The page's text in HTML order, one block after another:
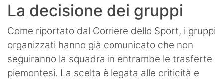
La decisione dei gruppi
Come riportato dal Corriere dello Sport, i gruppi
organizzati hanno già comunicato che non
seguiranno la squadra in entrambe le trasferte
piemontesi. La scelta è legata alle criticità e